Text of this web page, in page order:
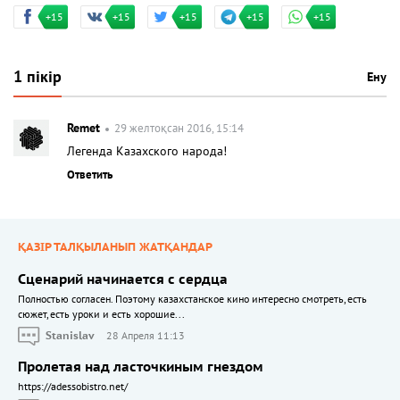
+15 +15 +15 +15 +15
1 пікір Ену
Remet 29 желтоқсан 2016, 15:14
Легенда Казахского народа!
Ответить
ҚАЗІР ТАЛҚЫЛАНЫП ЖАТҚАНДАР
Сценарий начинается с сердца
Полностью согласен. Поэтому казахстанское кино интересно смотреть, есть
сюжет, есть уроки и есть хорошие...
Stanislav
28 Апреля 11:13
Пролетая над ласточкиным гнездом
https://adessobistro.net/